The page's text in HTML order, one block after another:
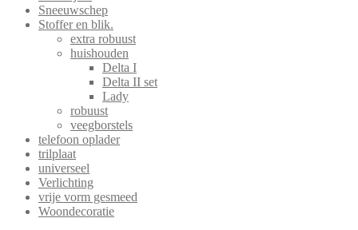
Sneeuwschep
Stoffer en blik.
extra robuust
huishouden
Delta I
Delta II set
Lady
robuust
veegborstels
telefoon oplader
trilplaat
universeel
Verlichting
vrije vorm gesmeed
Woondecoratie